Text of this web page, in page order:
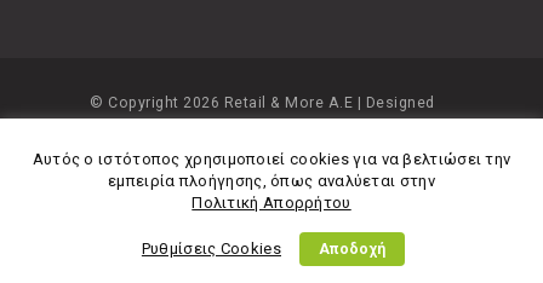
© Copyright 2026 Retail & More A.E | Designed
Πολιτική Απορρήτου Όροι Χρήσης
Αυτός ο ιστότοπος χρησιμοποιεί cookies για να βελτιώσει την
εμπειρία πλοήγησης, όπως αναλύεται στην
Πολιτική Απορρήτου
Ρυθμίσεις Cookies Αποδοχή